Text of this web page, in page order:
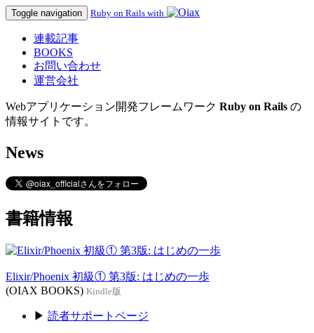
Toggle navigation Ruby on Rails with
連載記事
BOOKS
お問い合わせ
運営会社
Webアプリケーション開発フレームワーク Ruby on Rails の
情報サイトです。
News
書籍情報
Elixir/Phoenix 初級① 第3版: はじめの一歩
(OIAX BOOKS) Kindle版
▶ 読者サポートページ